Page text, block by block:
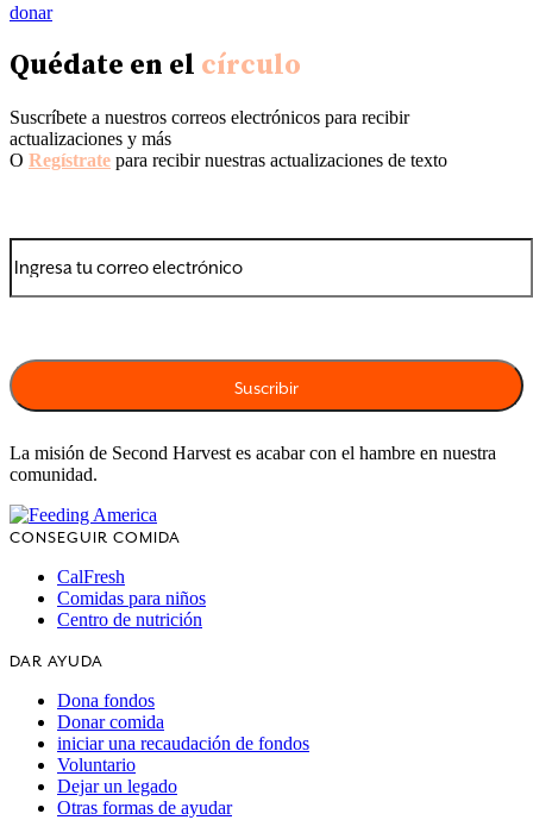
donar
Quédate en el círculo
Suscríbete a nuestros correos electrónicos para recibir
actualizaciones y más
O Regístrate para recibir nuestras actualizaciones de texto
La misión de Second Harvest es acabar con el hambre en nuestra
comunidad.
CONSEGUIR COMIDA
CalFresh
Comidas para niños
Centro de nutrición
DAR AYUDA
Dona fondos
Donar comida
iniciar una recaudación de fondos
Voluntario
Dejar un legado
Otras formas de ayudar